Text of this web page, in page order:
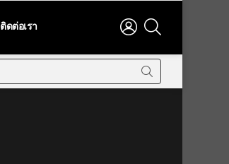
ติดต่อเรา
LOGIN